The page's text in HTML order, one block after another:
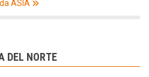
ASIA
DEL NORTE